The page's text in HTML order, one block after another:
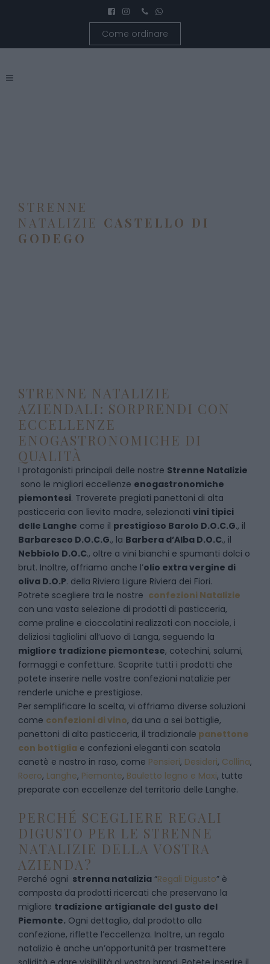
Come ordinare
STRENNE
NATALIZIE CASTELLO DI
GODEGO
STRENNE NATALIZIE
AZIENDALI: SORPRENDI CON
ECCELLENZE
ENOGASTRONOMICHE DI
QUALITÀ
I protagonisti principali delle nostre Strenne Natalizie
sono le migliori eccellenze enogastronomiche
piemontesi. Troverete pregiati panettoni di alta
pasticceria con lievito madre, selezionati vini tipici
delle Langhe come il prestigioso Barolo D.O.C.G., il
Barbaresco D.O.C.G., la Barbera d’Alba D.O.C., il
Nebbiolo D.O.C., oltre a vini bianchi e spumanti dolci o
brut. Inoltre, offriamo anche l’olio extra vergine di
oliva D.O.P. della Riviera Ligure Riviera dei Fiori.
Potrete scegliere tra le nostre confezioni Natalizie
con una vasta selezione di prodotti di pasticceria,
come praline e cioccolatini realizzati con nocciole, i
deliziosi tagliolini all’uovo di Langa, seguendo la
migliore tradizione piemontese, cotechini, salumi,
formaggi e confetture. Scoprite tutti i prodotti che
potete inserire nelle vostre confezioni natalizie per
renderle uniche e prestigiose.
Per semplificare la scelta, vi offriamo diverse soluzioni
come confezioni di vino, da una a sei bottiglie,
panettoni di alta pasticceria, il tradizionale panettone
con bottiglia e confezioni eleganti con scatola
canetè e nastro in raso, come Pensieri, Desideri, Collina,
Roero, Langhe, Piemonte, Bauletto legno e Maxi, tutte
preparate con eccellenze del territorio delle Langhe.
PERCHÉ SCEGLIERE REGALI
DIGUSTO PER LE STRENNE
NATALIZIE DELLA VOSTRA
AZIENDA?
Perché ogni strenna natalizia “Regali Digusto” è
composta da prodotti ricercati che preservano la
migliore tradizione artigianale del gusto del
Piemonte. Ogni dettaglio, dal prodotto alla
confezione, riflette l’eccellenza. Inoltre, un regalo
natalizio è anche un’opportunità per trasmettere